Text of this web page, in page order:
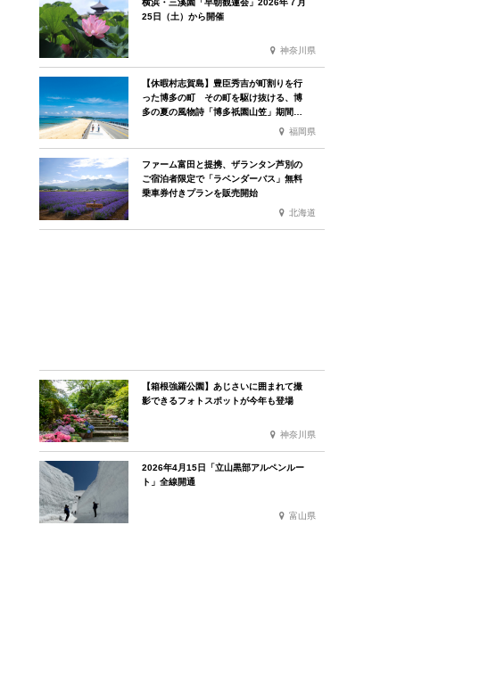
横浜・三溪園「早朝観蓮会」2026年７月
25日（土）から開催
神奈川県
【休暇村志賀島】豊臣秀吉が町割りを行
った博多の町 その町を駆け抜ける、博
多の夏の風物詩「博多祇園山笠」期間中
福岡県
ファーム富田と提携、ザランタン芦別の
ご宿泊者限定で「ラベンダーバス」無料
乗車券付きプランを販売開始
北海道
【箱根強羅公園】あじさいに囲まれて撮
影できるフォトスポットが今年も登場
神奈川県
2026年4月15日「立山黒部アルペンルー
ト」全線開通
富山県